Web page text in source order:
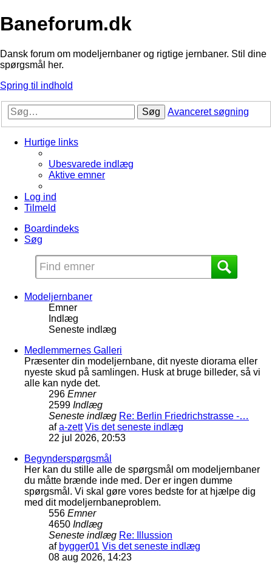
Baneforum.dk
Dansk forum om modeljernbaner og rigtige jernbaner. Stil dine
spørgsmål her.
Spring til indhold
Søg Avanceret søgning
Hurtige links
Ubesvarede indlæg
Aktive emner
Log ind
Tilmeld
Boardindeks
Søg
Modeljernbaner
Emner
Indlæg
Seneste indlæg
Medlemmernes Galleri
Præsenter din modeljernbane, dit nyeste diorama eller
nyeste skud på samlingen. Husk at bruge billeder, så vi
alle kan nyde det.
296 Emner
2599 Indlæg
Seneste indlæg Re: Berlin Friedrichstrasse -…
afa-zett Vis det seneste indlæg
22 jul 2026, 20:53
Begynderspørgsmål
Her kan du stille alle de spørgsmål om modeljernbaner
du måtte brænde inde med. Der er ingen dumme
spørgsmål. Vi skal gøre vores bedste for at hjælpe dig
med dit modeljernbaneproblem.
556 Emner
4650 Indlæg
Seneste indlæg Re: Illussion
af bygger01 Vis det seneste indlæg
08 aug 2026, 14:23